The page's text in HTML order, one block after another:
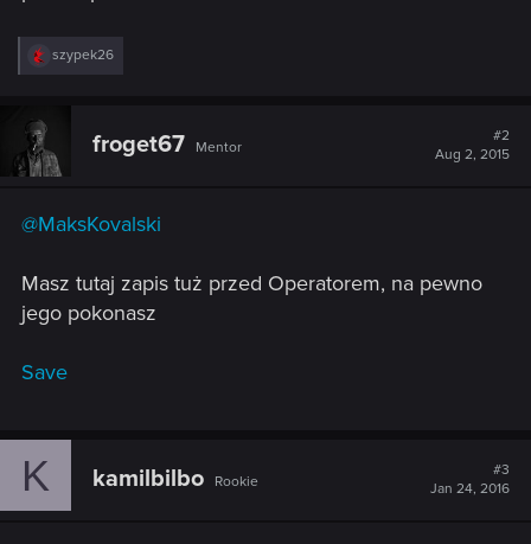
R
e
i
o
:
szypek26
froget67 Mentor
#2
Aug 2, 2015
@MaksKovalski
Masz tutaj zapis tuż przed Operatorem, na pewno
jego pokonasz
Save
K kamilbilbo Rookie
#3
Jan 24, 2016